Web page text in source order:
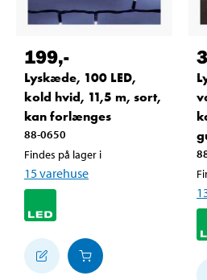
199,-
Lyskæde, 100 LED,
kold hvid, 11,5 m, sort,
kan forlænges
88-0650
Findes på lager i
15varehuse